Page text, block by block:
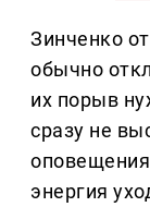
Зинченко
обычно
их порыв
сразу не
энергия